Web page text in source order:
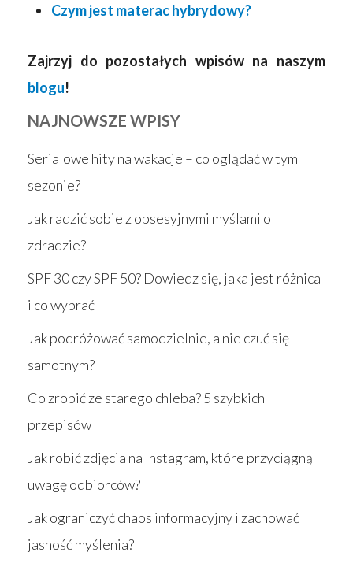
Czym jest materac hybrydowy?
Zajrzyj do pozostałych wpisów na naszym
blogu!
NAJNOWSZE WPISY
Serialowe hity na wakacje – co oglądać w tym
sezonie?
Jak radzić sobie z obsesyjnymi myślami o
zdradzie?
SPF 30 czy SPF 50? Dowiedz się, jaka jest różnica
i co wybrać
Jak podróżować samodzielnie, a nie czuć się
samotnym?
Co zrobić ze starego chleba? 5 szybkich
przepisów
Jak robić zdjęcia na Instagram, które przyciągną
uwagę odbiorców?
Jak ograniczyć chaos informacyjny i zachować
jasność myślenia?